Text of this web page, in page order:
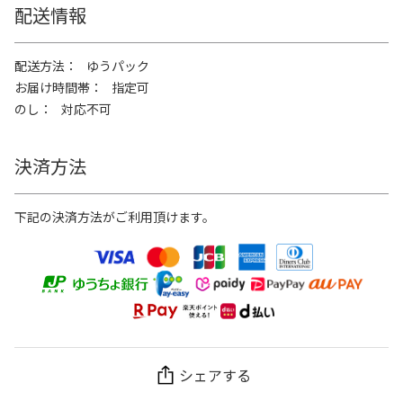
配送情報
配送方法
ゆうパック
お届け時間帯
指定可
のし
対応不可
決済方法
下記の決済方法がご利用頂けます。
シェアする